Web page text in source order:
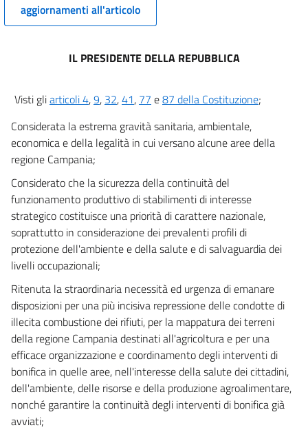
aggiornamenti all'articolo
IL PRESIDENTE DELLA REPUBBLICA
Visti gliarticoli 4,9, 32,41, 77 e87 della Costituzione;
Considerata la estrema gravità sanitaria, ambientale,
economica e della legalità in cui versano alcune aree della
regione Campania;
Considerato che la sicurezza della continuità del
funzionamento produttivo di stabilimenti di interesse
strategico costituisce una priorità di carattere nazionale,
soprattutto in considerazione dei prevalenti profili di
protezione dell'ambiente e della salute e di salvaguardia dei
livelli occupazionali;
Ritenuta la straordinaria necessità ed urgenza di emanare
disposizioni per una più incisiva repressione delle condotte di
illecita combustione dei rifiuti, per la mappatura dei terreni
della regione Campania destinati all'agricoltura e per una
efficace organizzazione e coordinamento degli interventi di
bonifica in quelle aree, nell'interesse della salute dei cittadini,
dell'ambiente, delle risorse e della produzione agroalimentare,
nonché garantire la continuità degli interventi di bonifica già
avviati;